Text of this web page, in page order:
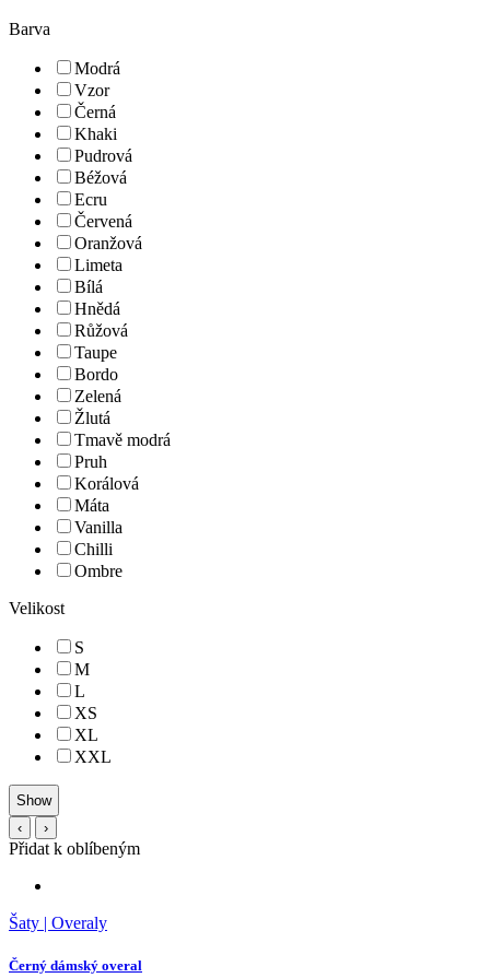
Barva
Modrá
Vzor
Černá
Khaki
Pudrová
Béžová
Ecru
Červená
Oranžová
Limeta
Bílá
Hnědá
Růžová
Taupe
Bordo
Zelená
Žlutá
Tmavě modrá
Pruh
Korálová
Máta
Vanilla
Chilli
Ombre
Velikost
S
M
L
XS
XL
XXL
‹ ›
Přidat k oblíbeným
Šaty | Overaly
Černý dámský overal